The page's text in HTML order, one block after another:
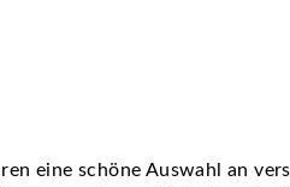
eine schöne Auswahl an